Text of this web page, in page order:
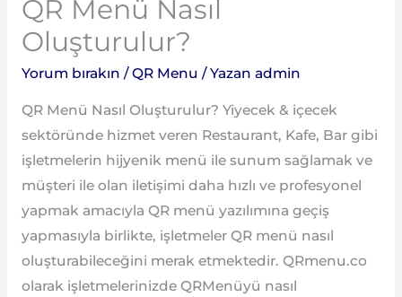
QR Menü Nasıl
Oluşturulur?
Yorum bırakın /QR Menu / Yazan admin
QR Menü Nasıl Oluşturulur? Yiyecek & içecek
sektöründe hizmet veren Restaurant, Kafe, Bar gibi
işletmelerin hijyenik menü ile sunum sağlamak ve
müşteri ile olan iletişimi daha hızlı ve profesyonel
yapmak amacıyla QR menü yazılımına geçiş
yapmasıyla birlikte, işletmeler QR menü nasıl
oluşturabileceğini merak etmektedir. QRmenu.co
olarak işletmelerinizde QRMenüyü nasıl